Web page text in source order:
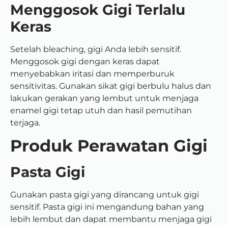
Menggosok Gigi Terlalu
Keras
Setelah bleaching, gigi Anda lebih sensitif.
Menggosok gigi dengan keras dapat
menyebabkan iritasi dan memperburuk
sensitivitas. Gunakan sikat gigi berbulu halus dan
lakukan gerakan yang lembut untuk menjaga
enamel gigi tetap utuh dan hasil pemutihan
terjaga.
Produk Perawatan Gigi
Pasta Gigi
Gunakan pasta gigi yang dirancang untuk gigi
sensitif. Pasta gigi ini mengandung bahan yang
lebih lembut dan dapat membantu menjaga gigi